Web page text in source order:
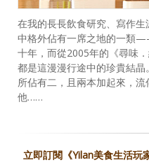
在我的長長飲食研究、寫作
中格外佔有一席之地的一類
十年，而從2005年的《尋味
都是這漫漫行途中的珍貴結
所佔有二，且兩本加起來，
他……
立即訂閱《Yilan美食生活玩